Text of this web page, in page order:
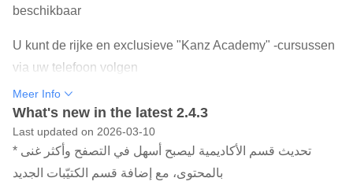
beschikbaar
U kunt de rijke en exclusieve "Kanz Academy" -cursussen
via uw telefoon volgen
Dagelijkse tips en ideeën van Ghazal om u te motiveren,
Wees als eerste op de hoogte van nieuwe inhoud op de
platforms Taught Me Treasure
Meer Info
What's new in the latest 2.4.3
Last updated on 2026-03-10
* تحديث قسم الأكاديمية ليصبح أسهل في التصفح وأكثر غنى
بالمحتوى، مع إضافة قسم الكتيّبات الجديد